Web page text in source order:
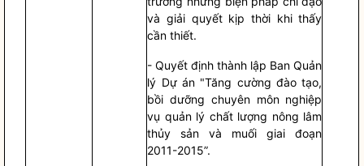
và giải quyết kịp thời khi thấy
cần thiết.
- Quyết định thành lập Ban Quản
lý Dự án "Tăng cường đào tạo,
bồi dưỡng chuyên môn nghiệp
vụ quản lý chất lượng nông lâm
thủy sản và muối giai đoạn
2011-2015”.